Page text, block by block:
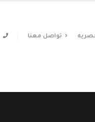
تواصل معنا